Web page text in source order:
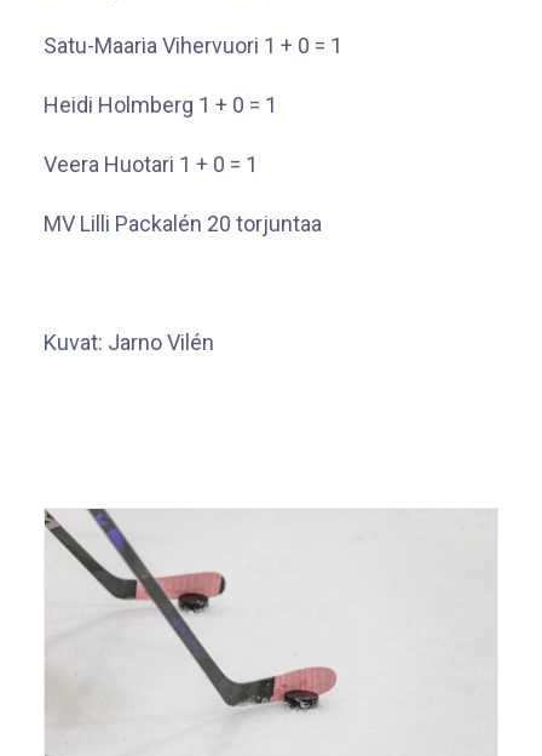
Satu-Maaria Vihervuori 1 + 0 = 1
Heidi Holmberg 1 + 0 = 1
Veera Huotari 1 + 0 = 1
MV Lilli Packalén 20 torjuntaa
Kuvat: Jarno Vilén